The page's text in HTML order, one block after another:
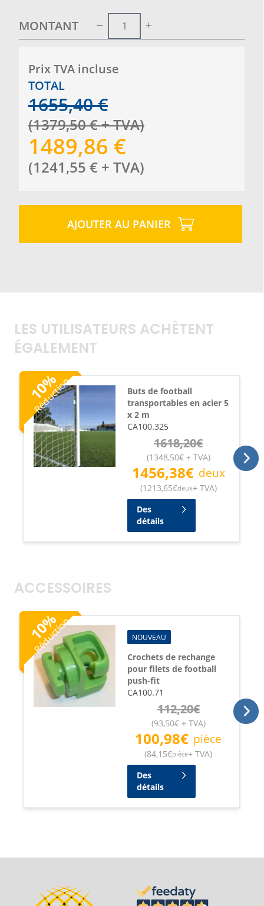
MONTANT
Prix ​​TVA incluse
TOTAL
1655,40 €
(1379,50€+ TVA)
1489,86 €
(1241,55 € + TVA)
AJOUTER AU PANIER
LES UTILISATEURS ACHÈTENT
ÉGALEMENT
10
%
Réduction
Buts de football
transportables en acier 5
x 2 m
CA100.325
1618,20€
(1348,50€+ TVA)
1456,38€ deux
(1213,65€deux+ TVA)
Des
détails
ACCESSOIRES
10
%
Réduction NOUVEAU
Crochets de rechange
pour filets de football
push-fit
CA100.71
112,20€
(93,50€+ TVA)
100,98€ pièce
(84,15€pièce+ TVA)
Des
détails